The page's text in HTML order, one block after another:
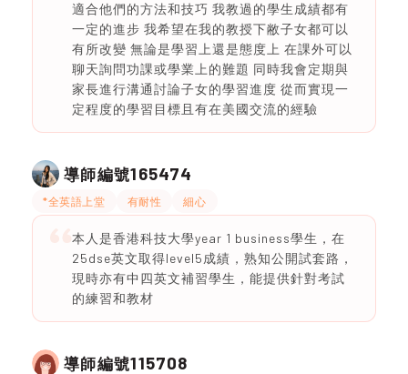
適合他們的方法和技巧 我教過的學生成績都有
一定的進步 我希望在我的教授下敝子女都可以
有所改變 無論是學習上還是態度上 在課外可以
聊天詢問功課或學業上的難題 同時我會定期與
家長進行溝通討論子女的學習進度 從而實現一
定程度的學習目標且有在美國交流的經驗
導師編號165474
*全英語上堂 有耐性 細心
本人是香港科技大學year 1 business學生，在
25dse英文取得level5成績，熟知公開試套路，
現時亦有中四英文補習學生，能提供針對考試
的練習和教材
導師編號115708